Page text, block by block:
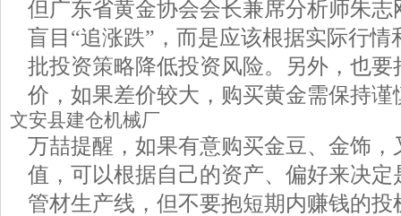
但广东省黄金协会会长兼席分析师朱
盲目“追涨跌”，而是应该根据实际行
批投资策略降低投资风险。另外，也
价，如果差价较大，购买黄金需保持谨
文安县建仓机械厂
万喆提醒，如果有意购买金豆、金饰
值，可以根据自己的资产、偏好来决
管材生产线，但不要抱短期内赚钱的